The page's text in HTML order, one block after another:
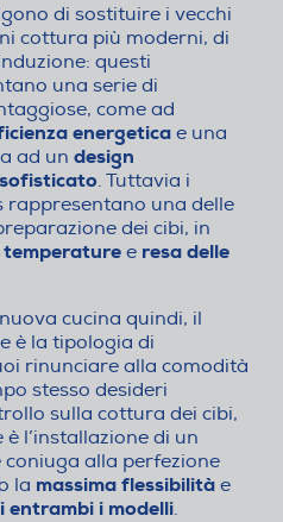
di sostituire i vecchi
cottura più moderni, di
questi
una serie di
come ad
energetica e una
ad un design
. Tuttavia i
una delle
dei cibi, in
e resa delle
cucina quindi, il
è la tipologia di
rinunciare alla comodità
stesso desideri
sulla cottura dei cibi,
l’installazione di un
coniuga alla perfezione
la massima flessibilità e
entrambi i modelli.